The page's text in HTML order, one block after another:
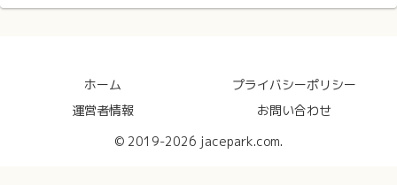
ホーム
プライバシーポリシー
運営者情報
お問い合わせ
© 2019-2026 jacepark.com.